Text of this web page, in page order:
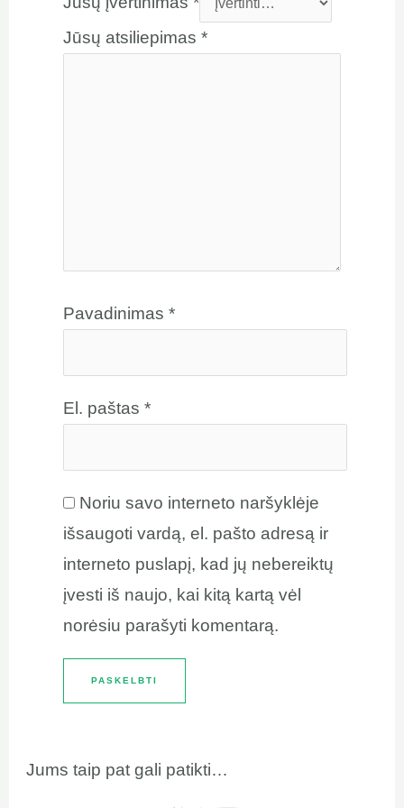
Jūsų atsiliepimas *
Pavadinimas *
El. paštas *
Noriu savo interneto naršyklėje
išsaugoti vardą, el. pašto adresą ir
interneto puslapį, kad jų nebereiktų
įvesti iš naujo, kai kitą kartą vėl
norėsiu parašyti komentarą.
Jums taip pat gali patikti…